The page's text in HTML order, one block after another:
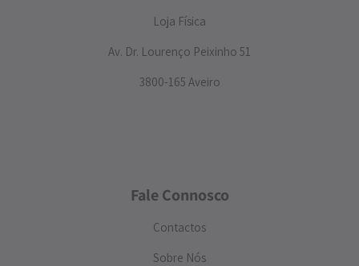
Loja Física
Av. Dr. Lourenço Peixinho 51
3800-165 Aveiro
Fale Connosco
Contactos
Sobre Nós